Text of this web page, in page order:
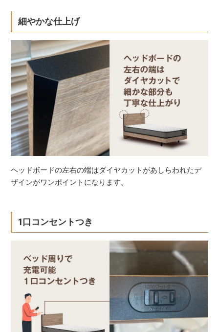
細やかな仕上げ
ヘッドボードの左右の端はダイヤカットがあしらわれたデ
ザインがワンポイントになります。
1口コンセントつき